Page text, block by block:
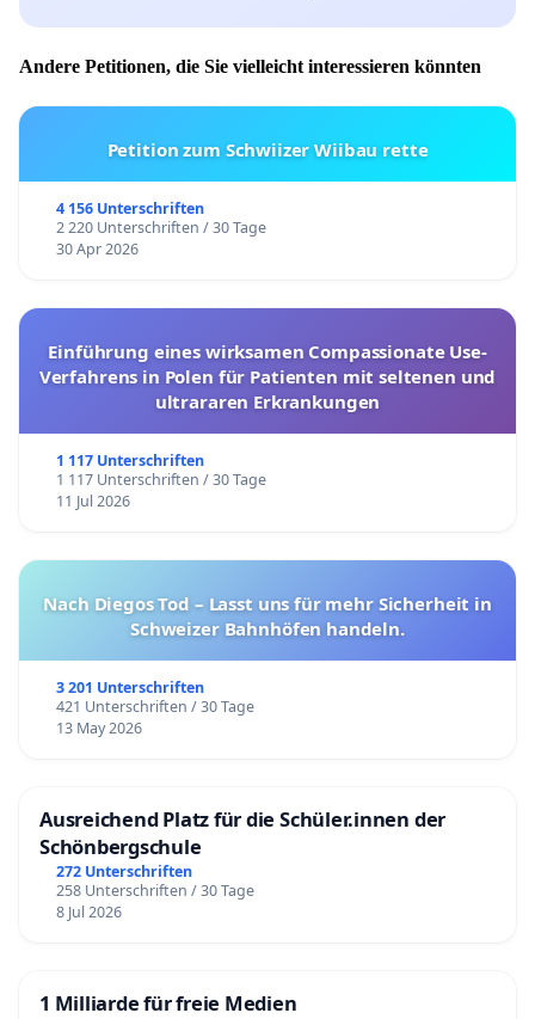
Andere Petitionen, die Sie vielleicht interessieren könnten
Petition zum Schwiizer Wiibau rette
4 156 Unterschriften
2 220 Unterschriften / 30 Tage
30 Apr 2026
Einführung eines wirksamen Compassionate Use-
Verfahrens in Polen für Patienten mit seltenen und
ultrararen Erkrankungen
1 117 Unterschriften
1 117 Unterschriften / 30 Tage
11 Jul 2026
Nach Diegos Tod – Lasst uns für mehr Sicherheit in
Schweizer Bahnhöfen handeln.
3 201 Unterschriften
421 Unterschriften / 30 Tage
13 May 2026
Ausreichend Platz für die Schüler.innen der
Schönbergschule
272 Unterschriften
258 Unterschriften / 30 Tage
8 Jul 2026
1 Milliarde für freie Medien